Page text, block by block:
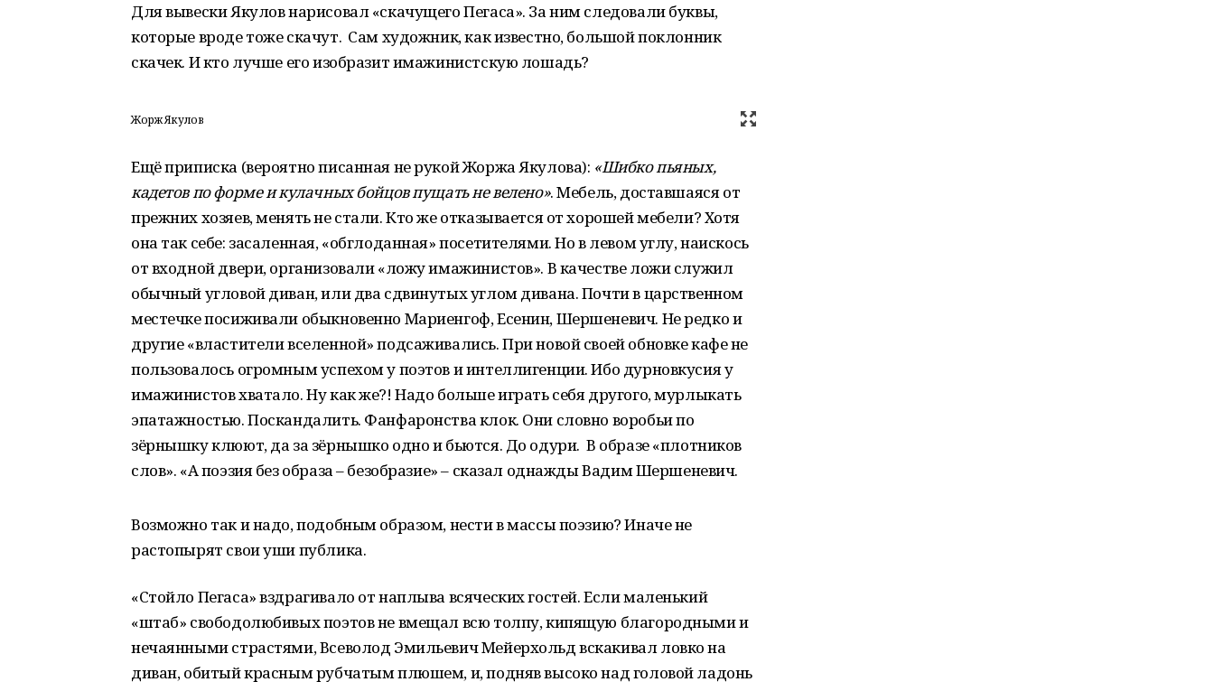
Для вывески Якулов нарисовал «скачущего Пегаса». За ним следовали буквы,
которые вроде тоже скачут. Сам художник, как известно, большой поклонник
скачек. И кто лучше его изобразит имажинистскую лошадь?
Жорж Якулов
Ещё приписка (вероятно писанная не рукой Жоржа Якулова): «Шибко пьяных,
кадетов по форме и кулачных бойцов пущать не велено». Мебель, доставшаяся от
прежних хозяев, менять не стали. Кто же отказывается от хорошей мебели? Хотя
она так себе: засаленная, «обглоданная» посетителями. Но в левом углу, наискось
от входной двери, организовали «ложу имажинистов». В качестве ложи служил
обычный угловой диван, или два сдвинутых углом дивана. Почти в царственном
местечке посиживали обыкновенно Мариенгоф, Есенин, Шершеневич. Не редко и
другие «властители вселенной» подсаживались. При новой своей обновке кафе не
пользовалось огромным успехом у поэтов и интеллигенции. Ибо дурновкусия у
имажинистов хватало. Ну как же?! Надо больше играть себя другого, мурлыкать
эпатажностью. Поскандалить. Фанфаронства клок. Они словно воробьи по
зёрнышку клюют, да за зёрнышко одно и бьются. До одури. В образе «плотников
слов». «А поэзия без образа – безобразие» – сказал однажды Вадим Шершеневич.
Возможно так и надо, подобным образом, нести в массы поэзию? Иначе не
растопырят свои уши публика.
«Стойло Пегаса» вздрагивало от наплыва всяческих гостей. Если маленький
«штаб» свободолюбивых поэтов не вмещал всю толпу, кипящую благородными и
нечаянными страстями, Всеволод Эмильевич Мейерхольд вскакивал ловко на
диван, обитый красным рубчатым плюшем, и, подняв высоко над головой ладонь